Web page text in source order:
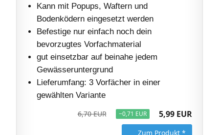
Kann mit Popups, Waftern und
Bodenködern eingesetzt werden
Befestige nur einfach noch dein
bevorzugtes Vorfachmaterial
gut einsetzbar auf beinahe jedem
Gewässeruntergrund
Lieferumfang: 3 Vorfächer in einer
gewählten Variante
6,70 EUR −0,71 EUR 5,99 EUR
Zum Produkt *